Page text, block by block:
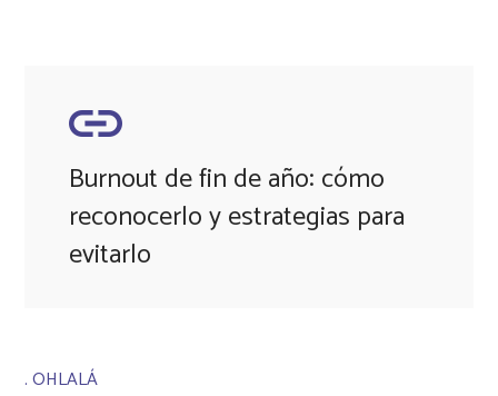
Burnout de fin de año: cómo
reconocerlo y estrategias para
evitarlo
. OHLALÁ